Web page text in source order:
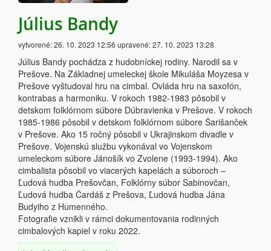
Július Bandy
vytvorené:26. 10. 2023 12:56 upravené:27. 10. 2023 13:28
Július Bandy pochádza z hudobníckej rodiny. Narodil sa v
Prešove. Na Základnej umeleckej škole Mikuláša Moyzesa v
Prešove vyštudoval hru na cimbal. Ovláda hru na saxofón,
kontrabas a harmoniku. V rokoch 1982-1983 pôsobil v
detskom folklórnom súbore Dúbravienka v Prešove. V rokoch
1985-1986 pôsobil v detskom folklórnom súbore Šarišanček
v Prešove. Ako 15 ročný pôsobil v Ukrajinskom divadle v
Prešove. Vojenskú službu vykonával vo Vojenskom
umeleckom súbore Jánošík vo Zvolene (1993-1994). Ako
cimbalista pôsobil vo viacerých kapelách a súboroch –
Ľudová hudba Prešovčan, Folklórny súbor Sabinovčan,
Ľudová hudba Čardáš z Prešova, Ľudová hudba Jána
Budyiho z Humenného.
Fotografie vznikli v rámci dokumentovania rodinných
cimbalových kapiel v roku 2022.